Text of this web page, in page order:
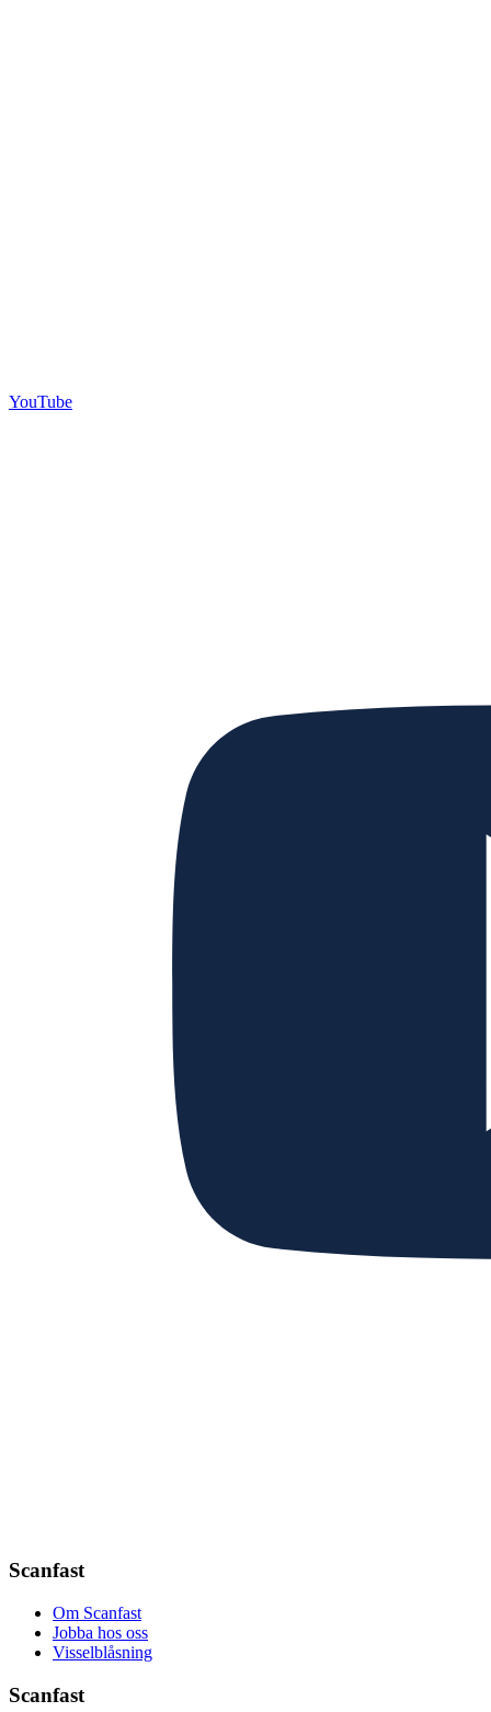
YouTube
Scanfast
Om Scanfast
Jobba hos oss
Visselblåsning
Scanfast